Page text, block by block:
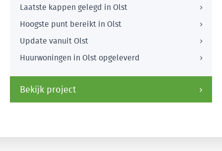
Laatste kappen gelegd in Olst
Hoogste punt bereikt in Olst
Update vanuit Olst
Huurwoningen in Olst opgeleverd
Bekijk project